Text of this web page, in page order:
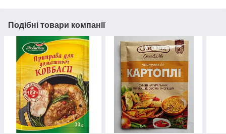
Подібні товари компанії